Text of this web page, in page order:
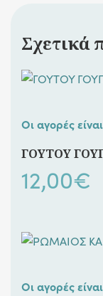
Σχετικά
Οι αγορές
ΓΟΥΤΟΥ
12,00€
Οι αγορές